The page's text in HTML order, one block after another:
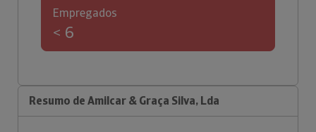
Empregados
< 6
Resumo de Amilcar & Graça Silva, Lda